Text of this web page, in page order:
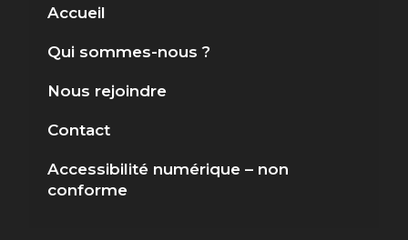
Accueil
Qui sommes-nous ?
Nous rejoindre
Contact
Accessibilité numérique – non
conforme